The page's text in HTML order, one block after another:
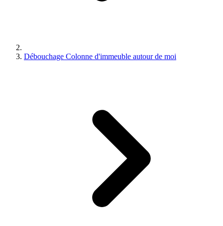
Débouchage Colonne d'immeuble autour de moi